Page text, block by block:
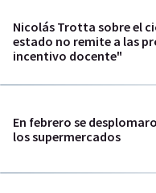
Nicolás Trotta sobre el
estado no remite a las
incentivo docente"
En febrero se
los supermercados